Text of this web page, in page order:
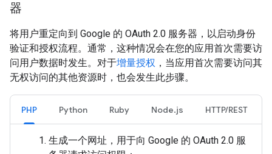
器
将用户重定向到 Google 的 OAuth 2.0 服务器，以启动身份
验证和授权流程。通常，这种情况会在您的应用首次需要访
问用户数据时发生。对于增量授权 ，当应用首次需要访问其
无权访问的其他资源时，也会发生此步骤。
PHP Python Ruby Node.js HTTP/REST
生成一个网址，用于向 Google 的 OAuth 2.0 服